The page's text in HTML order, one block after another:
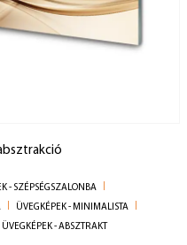
- SZÉPSÉGSZALONBA
ÜVEGKÉPEK - MINIMALISTA
ÜVEGKÉPEK - ABSZTRAKT